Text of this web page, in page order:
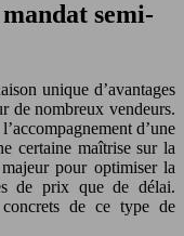
semi-
unique d’avantages
de nombreux vendeurs.
d’une
certaine maîtrise sur la
pour optimiser la
de prix que de délai.
de ce type de